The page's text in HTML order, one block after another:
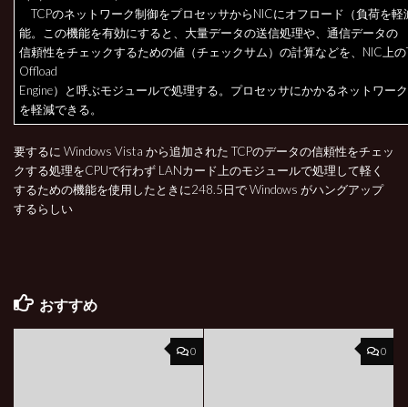
TCPのネットワーク制御をプロセッサからNICにオフロード（負荷を軽
能。この機能を有効にすると、大量データの送信処理や、通信データの
信頼性をチェックするための値（チェックサム）の計算などを、NIC上の
Offload
Engine）と呼ぶモジュールで処理する。プロセッサにかかるネットワー
を軽減できる。
要するに Windows Vista から追加された TCPのデータの信頼性をチェッ
クする処理をCPUで行わず LANカード上のモジュールで処理して軽く
するための機能を使用したときに248.5日で Windows がハングアップ
するらしい
おすすめ
0 0